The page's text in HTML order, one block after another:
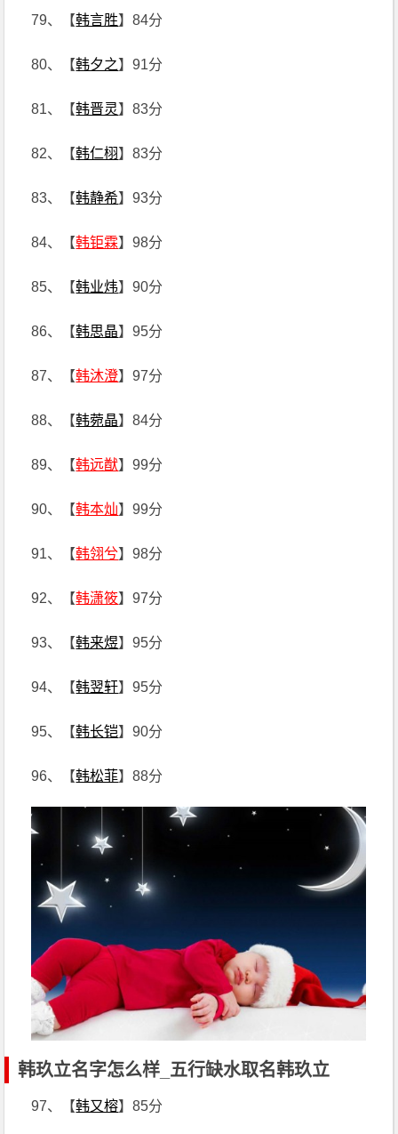
79、【韩言胜】84分
80、【韩夕之】91分
81、【韩晋灵】83分
82、【韩仁栩】83分
83、【韩静希】93分
84、【韩钜霖】98分
85、【韩业炜】90分
86、【韩思晶】95分
87、【韩沐澄】97分
88、【韩菀晶】84分
89、【韩远猷】99分
90、【韩本灿】99分
91、【韩翎兮】98分
92、【韩潇筱】97分
93、【韩来煜】95分
94、【韩翌轩】95分
95、【韩长铠】90分
96、【韩松菲】88分
韩玖立名字怎么样_五行缺水取名韩玖立
97、【韩又榕】85分